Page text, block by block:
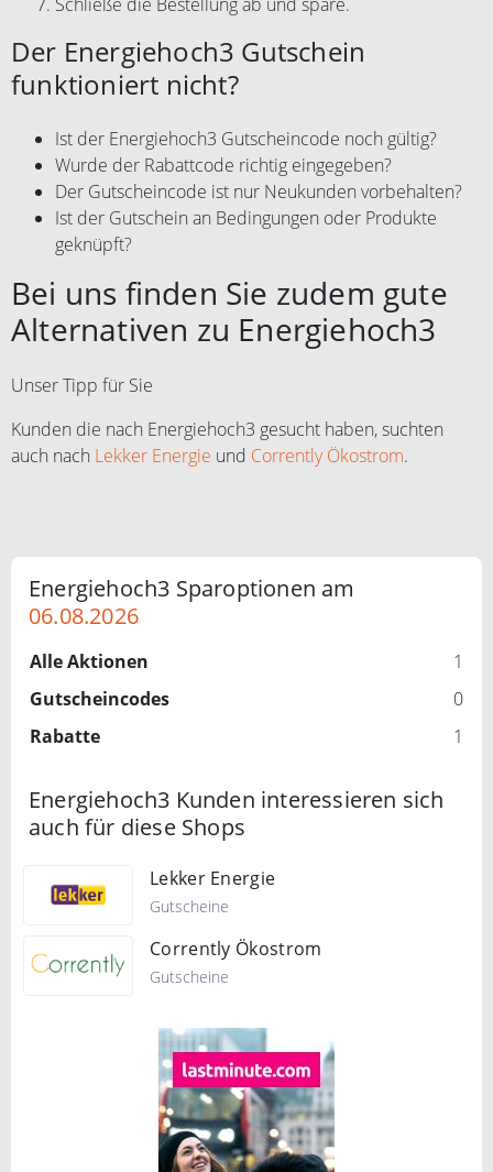
Der Energiehoch3 Gutschein
funktioniert nicht?
Ist der Energiehoch3 Gutscheincode noch gültig?
Wurde der Rabattcode richtig eingegeben?
Der Gutscheincode ist nur Neukunden vorbehalten?
Ist der Gutschein an Bedingungen oder Produkte
geknüpft?
Bei uns finden Sie zudem gute
Alternativen zu Energiehoch3
Unser Tipp für Sie
Kunden die nach Energiehoch3 gesucht haben, suchten
auch nach Lekker Energie und Corrently Ökostrom.
Energiehoch3 Sparoptionen am
06.08.2026
Alle Aktionen
1
Gutscheincodes
0
Rabatte
1
Energiehoch3 Kunden interessieren sich
auch für diese Shops
Lekker Energie
Gutscheine
Corrently Ökostrom
Gutscheine